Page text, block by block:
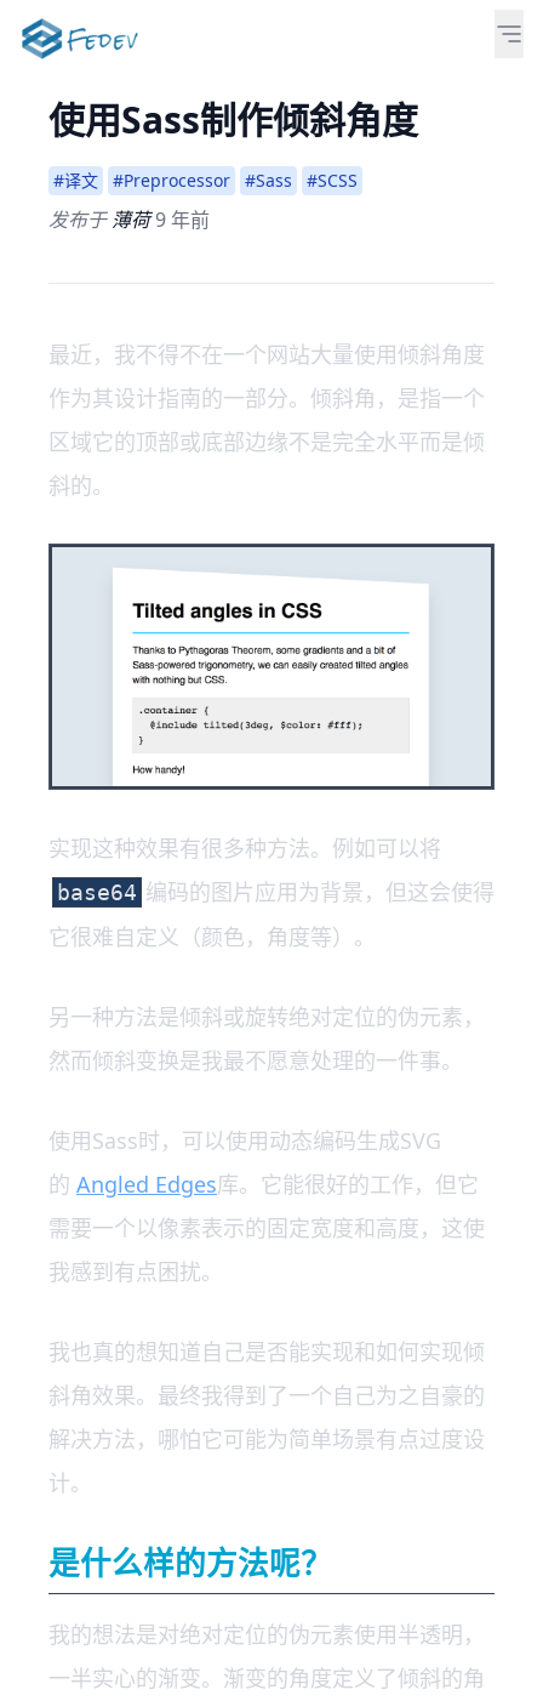
使用Sass制作倾斜角度
#译文 #Preprocessor #Sass #SCSS
发布于薄荷9 年前
最近，我不得不在一个网站大量使用倾斜角度
作为其设计指南的一部分。倾斜角，是指一个
区域它的顶部或底部边缘不是完全水平而是倾
斜的。
实现这种效果有很多种方法。例如可以将
base64 编码的图片应用为背景，但这会使得
它很难自定义（颜色，角度等）。
另一种方法是倾斜或旋转绝对定位的伪元素，
然而倾斜变换是我最不愿意处理的一件事。
使用Sass时，可以使用动态编码生成SVG
的 Angled Edges库。它能很好的工作，但它
需要一个以像素表示的固定宽度和高度，这使
我感到有点困扰。
我也真的想知道自己是否能实现和如何实现倾
斜角效果。最终我得到了一个自己为之自豪的
解决方法，哪怕它可能为简单场景有点过度设
计。
是什么样的方法呢？
我的想法是对绝对定位的伪元素使用半透明，
一半实心的渐变。渐变的角度定义了倾斜的角